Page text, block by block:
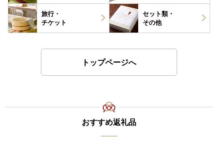
旅行・
チケット
セット類・
その他
トップページへ
おすすめ返礼品